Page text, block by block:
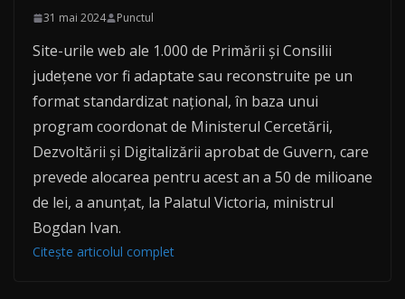
31 mai 2024 Punctul
Site-urile web ale 1.000 de Primării și Consilii
județene vor fi adaptate sau reconstruite pe un
format standardizat național, în baza unui
program coordonat de Ministerul Cercetării,
Dezvoltării și Digitalizării aprobat de Guvern, care
prevede alocarea pentru acest an a 50 de milioane
de lei, a anunțat, la Palatul Victoria, ministrul
Bogdan Ivan.
Citește articolul complet